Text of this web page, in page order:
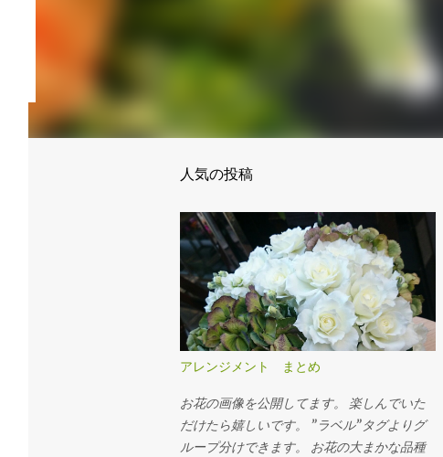
人気の投稿
アレンジメント まとめ
お花の画像を公開してます。 楽しんでいた
だけたら嬉しいです。 ”ラベル”タグよりグ
ループ分けできます。 お花の大まかな品種